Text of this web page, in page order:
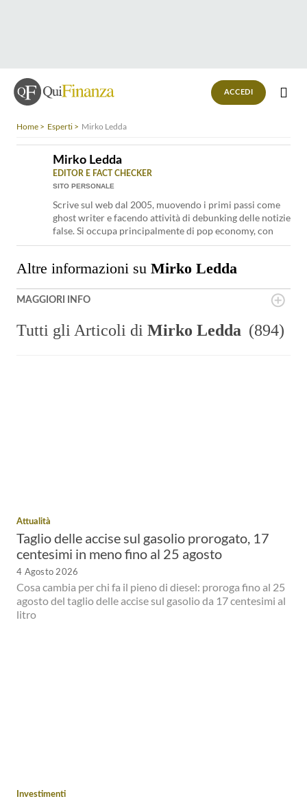
ACCEDI
Home Esperti Mirko Ledda
Mirko Ledda
EDITOR E FACT CHECKER
SITO PERSONALE
Scrive sul web dal 2005, muovendo i primi passi come
ghost writer e facendo attività di debunking delle notizie
false. Si occupa principalmente di pop economy, con
particolare attenzione ai temi legati alla tecnologia e al
Altre informazioni su Mirko Ledda
MAGGIORI INFO
Luogo di nascita:Ozieri
Tutti gli Articoli di Mirko Ledda (894)
Attualità
Taglio delle accise sul gasolio prorogato, 17
centesimi in meno fino al 25 agosto
4 Agosto 2026
Cosa cambia per chi fa il pieno di diesel: proroga fino al 25
agosto del taglio delle accise sul gasolio da 17 centesimi al
litro
Investimenti